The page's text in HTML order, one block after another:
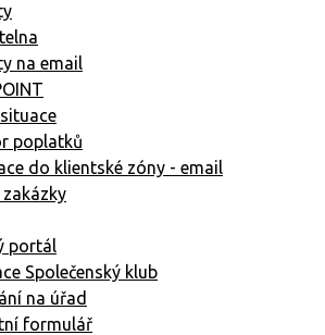
na email
poplatků
do klientské zóny - email
zakázky
portál
Společenský klub
na úřad
formulář